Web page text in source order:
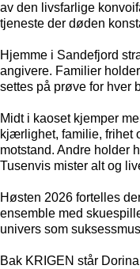
av den livsfarlige
tjeneste der døden
Hjemme i Sandefjord
angivere. Familier
settes på prøve for hver
Midt i kaoset kjemper
kjærlighet, familie, frihet
motstand. Andre holder
Tusenvis mister alt og
Høsten 2026 fortelles
ensemble med
univers som
Bak KRIGEN står